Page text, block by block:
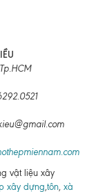
vật liệu xây
xây dựng,tôn, xà